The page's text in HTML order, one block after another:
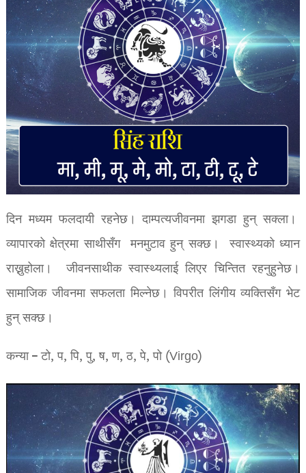
दिन मध्यम फलदायी रहनेछ। दाम्पत्यजीवनमा झगडा हुन् सक्ला।
व्यापारको क्षेत्रमा साथीसँग मनमुटाव हुन् सक्छ। स्वास्थ्यको ध्यान
राख्नुहोला। जीवनसाथीक स्वास्थ्यलाई लिएर चिन्तित रहनुहुनेछ।
सामाजिक जीवनमा सफलता मिल्नेछ। विपरीत लिंगीय व्यक्तिसँग भेट
हुन् सक्छ।
कन्या – टो, प, पि, पु, ष, ण, ठ, पे, पो (Virgo)